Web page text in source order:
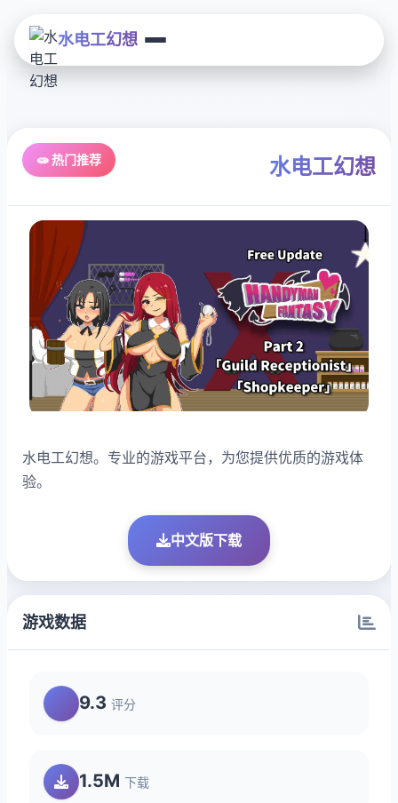
水电工幻想
🧫 热门推荐 水电工幻想
水电工幻想。专业的游戏平台，为您提供优质的游戏体
验。
中文版下载
游戏数据
9.3 评分
1.5M 下载